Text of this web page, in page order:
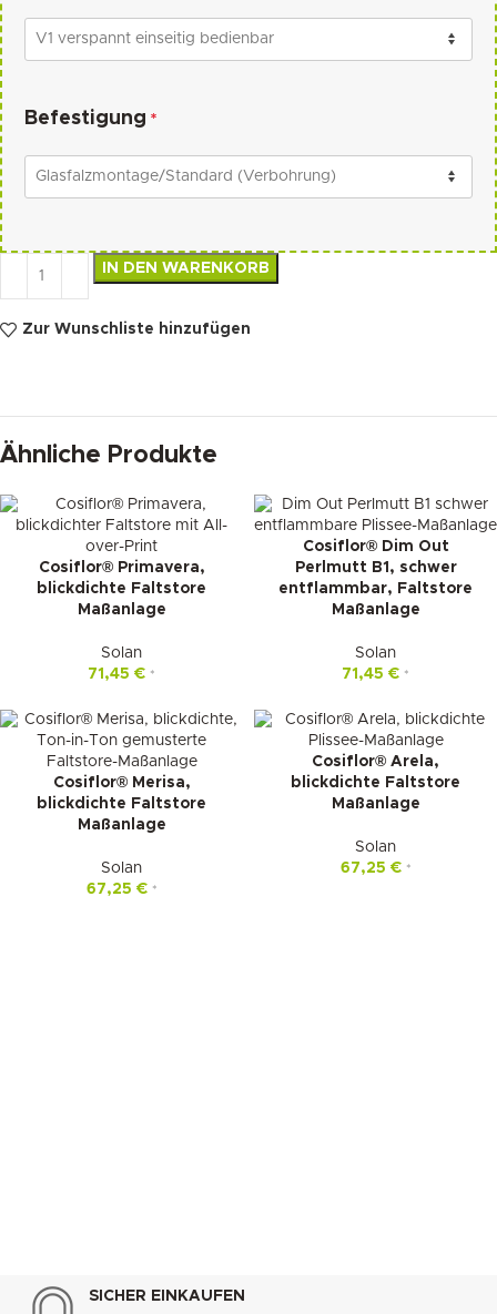
Befestigung *
IN DEN WARENKORB
Zur Wunschliste hinzufügen
Ähnliche Produkte
Cosiflor® Primavera,
blickdichte Faltstore
Maßanlage
Solan
71,45 € *
Cosiflor® Dim Out
Perlmutt B1, schwer
entflammbar, Faltstore
Maßanlage
Solan
71,45 € *
Cosiflor® Merisa,
blickdichte Faltstore
Maßanlage
Solan
67,25 € *
Cosiflor® Arela,
blickdichte Faltstore
Maßanlage
Solan
67,25 € *
SICHER EINKAUFEN